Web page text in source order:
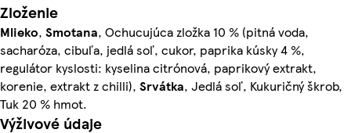
Zloženie
Mlieko, Smotana, Ochucujúca zložka 10 % (pitná voda,
sacharóza, cibuľa, jedlá soľ, cukor, paprika kúsky 4 %,
regulátor kyslosti: kyselina citrónová, paprikový extrakt,
korenie, extrakt z chilli), Srvátka, Jedlá soľ, Kukuričný škrob,
Tuk 20 % hmot.
Výživové údaje